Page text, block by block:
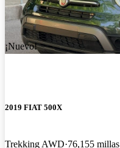
¡Nuevo!
2019 FIAT 500X
Trekking AWD 76,155 millas